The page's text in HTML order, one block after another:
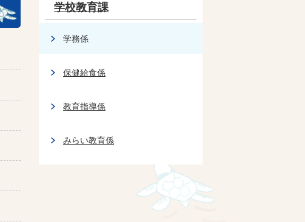
学校教育課
学務係
保健給食係
教育指導係
みらい教育係